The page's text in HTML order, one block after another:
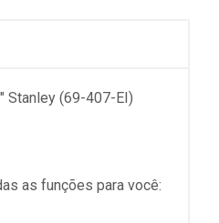
Stanley (69-407-EI)
as funções para você: